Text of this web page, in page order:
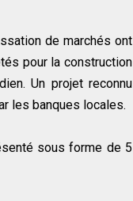
de marchés ont
pour la construction
Un projet reconnu
les banques locales.
sous forme de 5